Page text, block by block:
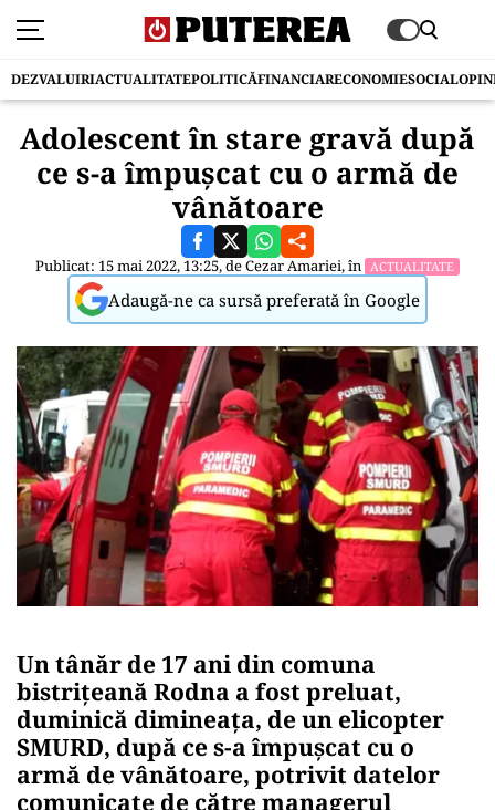
DEZVALUIRIACTUALITATEPOLITICĂFINANCIARECONOMIESOCIAL
Adolescent în stare gravă după
ce s-a împușcat cu o armă de
vânătoare
Publicat: 15 mai 2022, 13:25, deCezar Amariei, în ACTUALITATE
Adaugă-ne ca sursă preferată în Google
Un tânăr de 17 ani din comuna
bistriţeană Rodna a fost preluat,
duminică dimineaţa, de un elicopter
SMURD, după ce s-a împuşcat cu o
armă de vânătoare, potrivit datelor
comunicate de către managerul